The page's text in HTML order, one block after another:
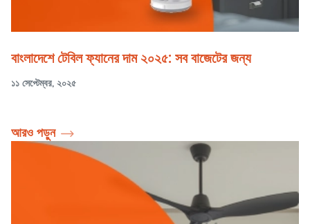
বাংলাদেশে টেবিল ফ্যানের দাম ২০২৫: সব বাজেটের জন্য
১১ সেপ্টেম্বর, ২০২৫
আরও পড়ুন